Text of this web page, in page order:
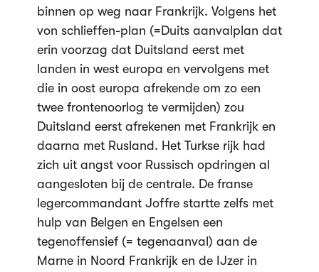
binnen op weg naar Frankrijk. Volgens het
von schlieffen-plan (=Duits aanvalplan dat
erin voorzag dat Duitsland eerst met
landen in west europa en vervolgens met
die in oost europa afrekende om zo een
twee frontenoorlog te vermijden) zou
Duitsland eerst afrekenen met Frankrijk en
daarna met Rusland. Het Turkse rijk had
zich uit angst voor Russisch opdringen al
aangesloten bij de centrale. De franse
legercommandant Joffre startte zelfs met
hulp van Belgen en Engelsen een
tegenoffensief (= tegenaanval) aan de
Marne in Noord Frankrijk en de IJzer in